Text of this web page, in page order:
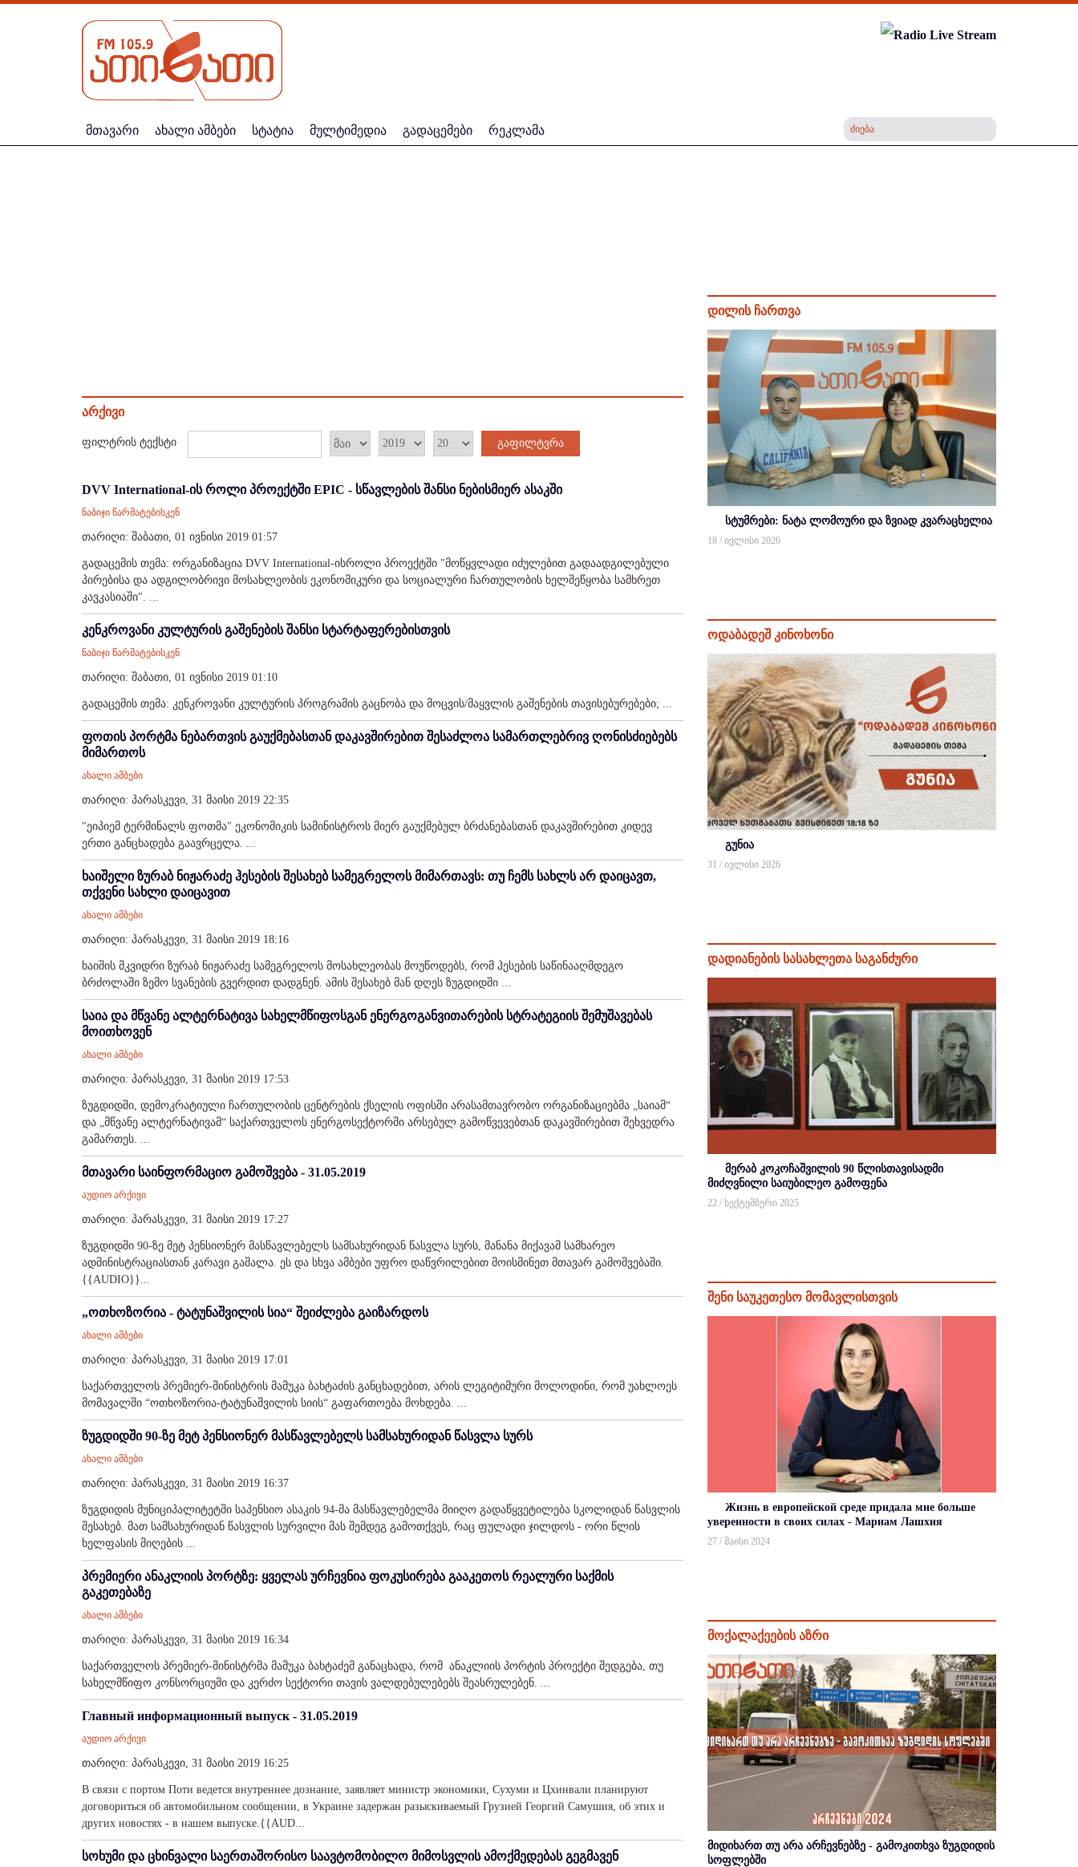
მთავარი ახალი ამბები სტატია მულტიმედია გადაცემები რეკლამა
არქივი
ფილტრის ტექსტი გაფილტვრა
DVV International-ის როლი პროექტში EPIC - სწავლების შანსი ნებისმიერ ასაკში
ნაბიჯი წარმატებისკენ
თარიღი: შაბათი, 01 ივნისი 2019 01:57
გადაცემის თემა: ორგანიზაცია DVV International-ისროლი პროექტში "მოწყვლადი იძულებით გადაადგილებული
პირებისა და ადგილობრივი მოსახლეობის ეკონომიკური და სოციალური ჩართულობის ხელშეწყობა სამხრეთ
კავკასიაში". ...
კენკროვანი კულტურის გაშენების შანსი სტარტაფერებისთვის
ნაბიჯი წარმატებისკენ
თარიღი: შაბათი, 01 ივნისი 2019 01:10
გადაცემის თემა: კენკროვანი კულტურის პროგრამის გაცნობა და მოცვის/მაყვლის გაშენების თავისებურებები; ...
ფოთის პორტმა ნებართვის გაუქმებასთან დაკავშირებით შესაძლოა სამართლებრივ ღონისძიებებს
მიმართოს
ახალი ამბები
თარიღი: პარასკევი, 31 მაისი 2019 22:35
"ეიპიემ ტერმინალს ფოთმა" ეკონომიკის სამინისტროს მიერ გაუქმებულ ბრძანებასთან დაკავშირებით კიდევ
ერთი განცხადება გაავრცელა. ...
ხაიშელი ზურაბ ნიჟარაძე ჰესების შესახებ სამეგრელოს მიმართავს: თუ ჩემს სახლს არ დაიცავთ,
თქვენი სახლი დაიცავით
ახალი ამბები
თარიღი: პარასკევი, 31 მაისი 2019 18:16
ხაიშის მკვიდრი ზურაბ ნიჟარაძე სამეგრელოს მოსახლეობას მოუწოდებს, რომ ჰესების საწინააღმდეგო
ბრძოლაში ზემო სვანების გვერდით დადგნენ. ამის შესახებ მან დღეს ზუგდიდში ...
საია და მწვანე ალტერნატივა სახელმწიფოსგან ენერგოგანვითარების სტრატეგიის შემუშავებას
მოითხოვენ
ახალი ამბები
თარიღი: პარასკევი, 31 მაისი 2019 17:53
ზუგდიდში, დემოკრატიული ჩართულობის ცენტრების ქსელის ოფისში არასამთავრობო ორგანიზაციებმა „საიამ“
და „მწვანე ალტერნატივამ“ საქართველოს ენერგოსექტორში არსებულ გამოწვევებთან დაკავშირებით შეხვედრა
გამართეს. ...
მთავარი საინფორმაციო გამოშვება - 31.05.2019
აუდიო არქივი
თარიღი: პარასკევი, 31 მაისი 2019 17:27
ზუგდიდში 90-ზე მეტ პენსიონერ მასწავლებელს სამსახურიდან წასვლა სურს, მანანა მიქავამ სამხარეო
ადმინისტრაციასთან კარავი გაშალა. ეს და სხვა ამბები უფრო დაწვრილებით მოისმინეთ მთავარ გამოშვებაში.
{{AUDIO}}...
„ოთხოზორია - ტატუნაშვილის სია“ შეიძლება გაიზარდოს
ახალი ამბები
თარიღი: პარასკევი, 31 მაისი 2019 17:01
საქართველოს პრემიერ-მინისტრის მამუკა ბახტაძის განცხადებით, არის ლეგიტიმური მოლოდინი, რომ უახლოეს
მომავალში “ოთხოზორია-ტატუნაშვილის სიის“ გაფართოება მოხდება. ...
ზუგდიდში 90-ზე მეტ პენსიონერ მასწავლებელს სამსახურიდან წასვლა სურს
ახალი ამბები
თარიღი: პარასკევი, 31 მაისი 2019 16:37
ზუგდიდის მუნიციპალიტეტში საპენსიო ასაკის 94-მა მასწავლებელმა მიიღო გადაწყვეტილება სკოლიდან წასვლის
შესახებ. მათ სამსახურიდან წასვლის სურვილი მას შემდეგ გამოთქვეს, რაც ფულადი ჯილდოს - ორი წლის
ხელფასის მიღების ...
პრემიერი ანაკლიის პორტზე: ყველას ურჩევნია ფოკუსირება გააკეთოს რეალური საქმის
გაკეთებაზე
ახალი ამბები
თარიღი: პარასკევი, 31 მაისი 2019 16:34
საქართველოს პრემიერ-მინისტრმა მამუკა ბახტაძემ განაცხადა, რომ ანაკლიის პორტის პროექტი შედგება, თუ
სახელმწიფო კონსორციუმი და კერძო სექტორი თავის ვალდებულებებს შეასრულებენ. ...
Главный информационный выпуск - 31.05.2019
აუდიო არქივი
თარიღი: პარასკევი, 31 მაისი 2019 16:25
В связи с портом Поти ведется внутреннее дознание, заявляет министр экономики, Сухуми и Цхинвали планируют
договориться об автомобильном сообщении, в Украине задержан разыскиваемый Грузией Георгий Самушия, об этих и
других новостях - в нашем выпуске.{{AUD...
სოხუმი და ცხინვალი საერთაშორისო საავტომობილო მიმოსვლის ამოქმედებას გეგმავენ
დილის ჩართვა
სტუმრები: ნატა ლომოური და ზვიად კვარაცხელია
18 / ივლისი 2026
ოდაბადეშ კინოხონი
გუნია
31 / ივლისი 2026
დადიანების სასახლეთა საგანძური
მერაბ კოკოჩაშვილის 90 წლისთავისადმი
მიძღვნილი საიუბილეო გამოფენა
22 / სექტემბერი 2025
შენი საუკეთესო მომავლისთვის
Жизнь в европейской среде придала мне больше
уверенности в своих силах - Мариам Лашхия
27 / მაისი 2024
მოქალაქეების აზრი
მიდიხართ თუ არა არჩევნებზე - გამოკითხვა ზუგდიდის
სოფლებში